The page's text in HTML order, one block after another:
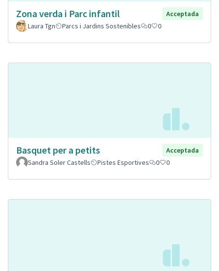
Zona verda i Parc infantil
Acceptada
Laura Tgn
Parcs i Jardins Sostenibles 0 0
Basquet per a petits
Acceptada
Sandra Soler Castells
Pistes Esportives 0 0